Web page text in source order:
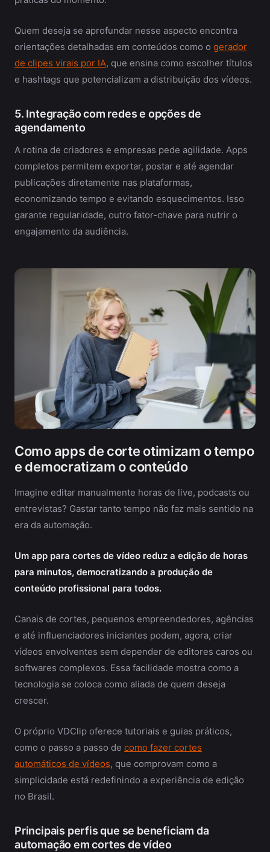
Quem deseja se aprofundar nesse aspecto encontra
orientações detalhadas em conteúdos como o gerador
de clipes virais por IA, que ensina como escolher títulos
e hashtags que potencializam a distribuição dos vídeos.
5. Integração com redes e opções de
agendamento
A rotina de criadores e empresas pede agilidade. Apps
completos permitem exportar, postar e até agendar
publicações diretamente nas plataformas,
economizando tempo e evitando esquecimentos. Isso
garante regularidade, outro fator-chave para nutrir o
engajamento da audiência.
Como apps de corte otimizam o tempo
e democratizam o conteúdo
Imagine editar manualmente horas de live, podcasts ou
entrevistas? Gastar tanto tempo não faz mais sentido na
era da automação.
Um app para cortes de vídeo reduz a edição de horas
para minutos, democratizando a produção de
conteúdo profissional para todos.
Canais de cortes, pequenos empreendedores, agências
e até influenciadores iniciantes podem, agora, criar
vídeos envolventes sem depender de editores caros ou
softwares complexos. Essa facilidade mostra como a
tecnologia se coloca como aliada de quem deseja
crescer.
O próprio VDClip oferece tutoriais e guias práticos,
como o passo a passo de como fazer cortes
automáticos de vídeos, que comprovam como a
simplicidade está redefinindo a experiência de edição
no Brasil.
Principais perfis que se beneficiam da
automação em cortes de vídeo